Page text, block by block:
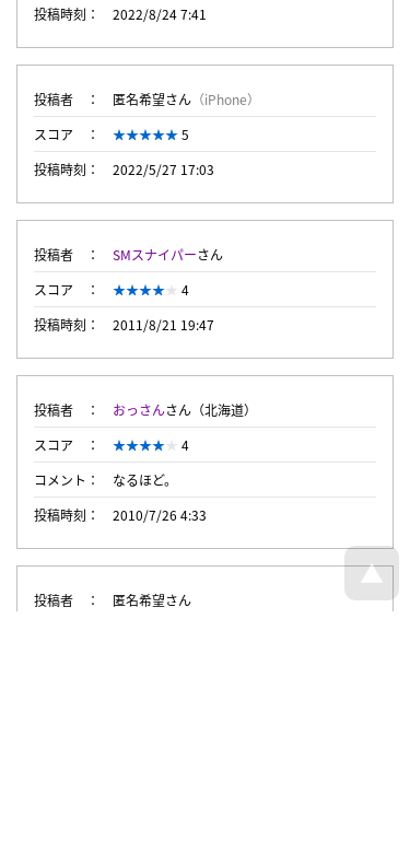
投稿時刻
2022/8/24 7:41
投稿者 匿名希望さん （iPhone）
スコア
5
投稿時刻
2022/5/27 17:03
投稿者 SMスナイパーさん
スコア
4
投稿時刻
2011/8/21 19:47
投稿者 おっさんさん（北海道）
スコア
4
コメント
なるほど。
投稿時刻
2010/7/26 4:33
投稿者
匿名希望さん